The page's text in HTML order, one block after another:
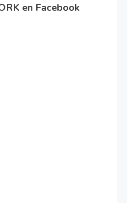
en Facebook